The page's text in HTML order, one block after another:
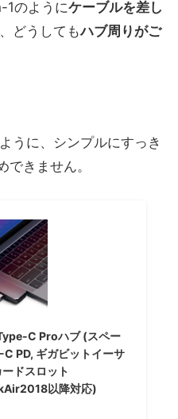
のようにケーブルを差し
どうしてもハブ周りがご
うに、シンプルにすっき
できません。
C Proハブ (スペー
PD, ギガビットイーサ
ドスロット
以降対応)